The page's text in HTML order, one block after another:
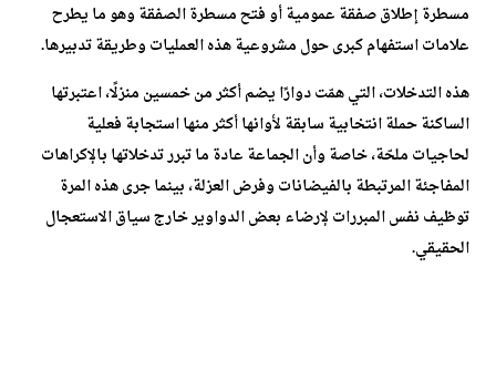
مسطرة إطلاق صفقة عمومية أو فتح مسطرة الصفقة وهو ما يطرح
علامات استفهام كبرى حول مشروعية هذه العمليات وطريقة تدبيرها.
هذه التدخلات، التي همّت دوارًا يضم أكثر من خمسين منزلًا، اعتبرتها
الساكنة حملة انتخابية سابقة لأوانها أكثر منها استجابة فعلية
لحاجيات ملحّة، خاصة وأن الجماعة عادة ما تبرر تدخلاتها بالإكراهات
المفاجئة المرتبطة بالفيضانات وفرض العزلة، بينما جرى هذه المرة
توظيف نفس المبررات لإرضاء بعض الدواوير خارج سياق الاستعجال
الحقيقي.